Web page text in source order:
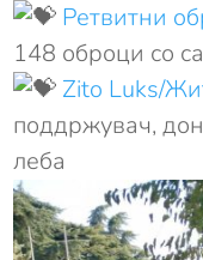
Ретвитни
148 оброци со
Zito Luks/
поддржувач,
леба